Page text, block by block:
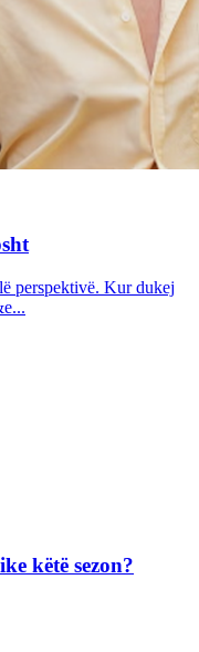
perspektivë. Kur dukej
këtë sezon?